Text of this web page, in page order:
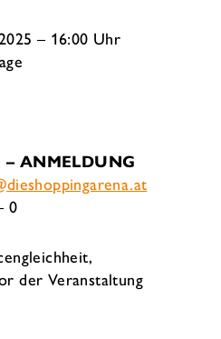
– 16:00 Uhr
– ANMELDUNG
0
der Veranstaltung